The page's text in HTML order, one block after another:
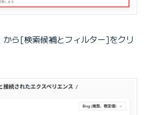
から[検索候補とフィルター]をクリ